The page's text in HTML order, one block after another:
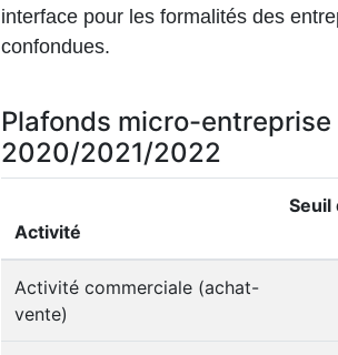
interface pour les formalités des
confondues.
Plafonds micro-
2020/2021/2022
Activité
Seuil
Activité commerciale (achat-
vente)